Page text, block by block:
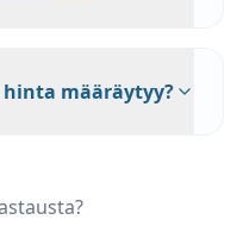
määräytyy?